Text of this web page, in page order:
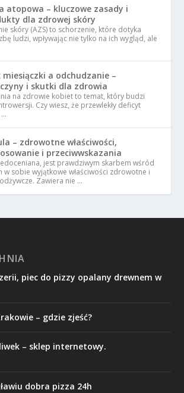
atopowa – kluczowe zasady i
dla zdrowej skóry
skóry (AZS) to schorzenie, które dotyka
ludzi, wpływając nie tylko na ich wygląd, ale
miesiączki a odchudzanie –
i skutki dla zdrowia
na zdrowie kobiet to temat, który budzi
Czy wiesz, że przewlekły deficyt
…
– zdrowotne właściwości,
i przeciwwskazania
jest prawdziwym skarbem wśród
w sobie wyjątkowe właściwości zdrowotne i
Zawiera nie …
piec do pizzy opalany drewnem w
– gdzie zjeść?
– sklep internetowy.
dobra pizza 24h